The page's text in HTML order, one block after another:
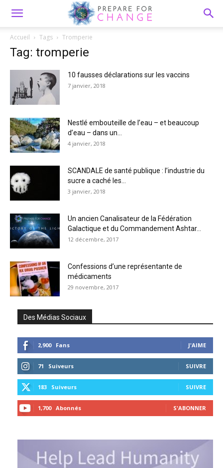
Accueil Tags Tromperie
Tag: tromperie
10 fausses déclarations sur les vaccins
7 janvier, 2018
Nestlé embouteille de l’eau – et beaucoup
d’eau – dans un...
4 janvier, 2018
SCANDALE de santé publique : l’industrie du
sucre a caché les...
3 janvier, 2018
Un ancien Canalisateur de la Fédération
Galactique et du Commandement Ashtar...
12 décembre, 2017
Confessions d’une représentante de
médicaments
29 novembre, 2017
Des Médias Sociaux
2,900 Fans J'AIME
71 Suiveurs SUIVRE
183 Suiveurs SUIVRE
1,700 Abonnés S'ABONNER